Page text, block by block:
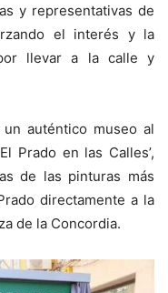
y representativas de
el interés y la
llevar a la calle y
auténtico museo al
Prado en las Calles’,
de las pinturas más
directamente a la
de la Concordia.